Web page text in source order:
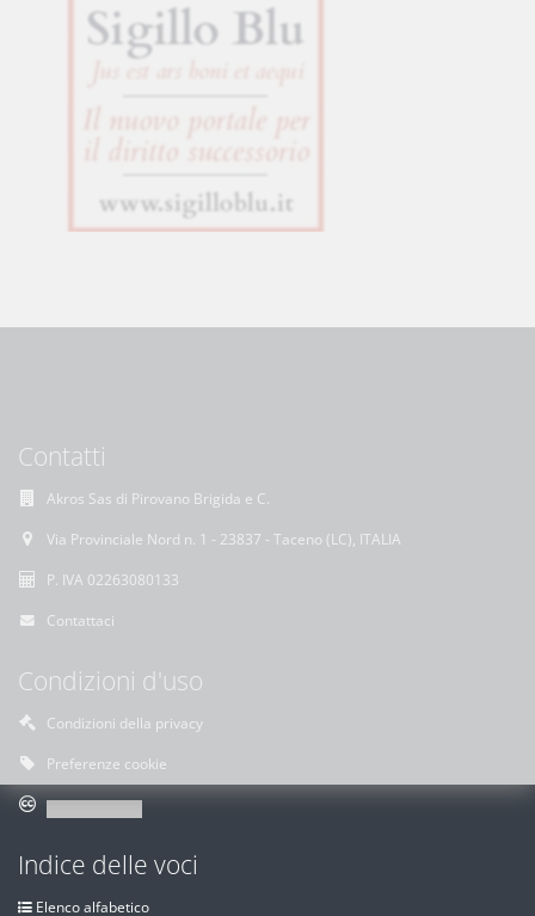
Contatti
Akros Sas di Pirovano Brigida e C.
Via Provinciale Nord n. 1 - 23837 - Taceno (LC), ITALIA
P. IVA 02263080133
Contattaci
Condizioni d'uso
Condizioni della privacy
Preferenze cookie
Indice delle voci
Elenco alfabetico